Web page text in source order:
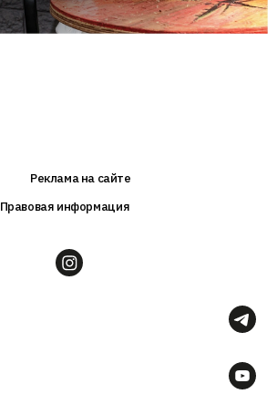
Реклама на сайте
Правовая информация